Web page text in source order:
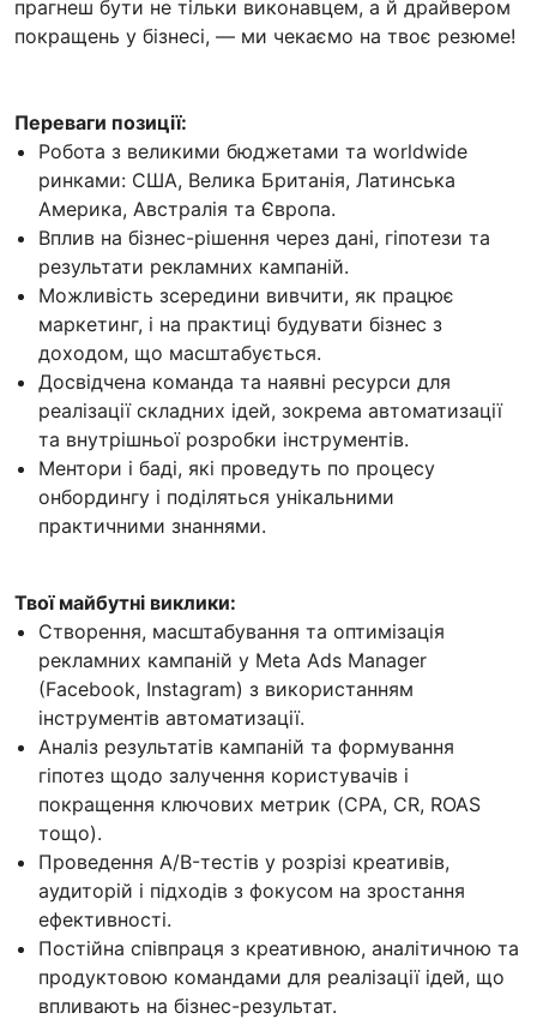
прагнеш бути не тільки виконавцем, а й драйвером
покращень у бізнесі, — ми чекаємо на твоє резюме!
Переваги позиції:
Робота з великими бюджетами та worldwide
ринками: США, Велика Британія, Латинська
Америка, Австралія та Європа.
Вплив на бізнес-рішення через дані, гіпотези та
результати рекламних кампаній.
Можливість зсередини вивчити, як працює
маркетинг, і на практиці будувати бізнес з
доходом, що масштабується.
Досвідчена команда та наявні ресурси для
реалізації складних ідей, зокрема автоматизації
та внутрішньої розробки інструментів.
Ментори і баді, які проведуть по процесу
онбордингу і поділяться унікальними
практичними знаннями.
Твої майбутні виклики:
Створення, масштабування та оптимізація
рекламних кампаній у Meta Ads Manager
(Facebook, Instagram) з використанням
інструментів автоматизації.
Аналіз результатів кампаній та формування
гіпотез щодо залучення користувачів і
покращення ключових метрик (CPA, CR, ROAS
тощо).
Проведення A/B-тестів у розрізі креативів,
аудиторій і підходів з фокусом на зростання
ефективності.
Постійна співпраця з креативною, аналітичною та
продуктовою командами для реалізації ідей, що
впливають на бізнес-результат.